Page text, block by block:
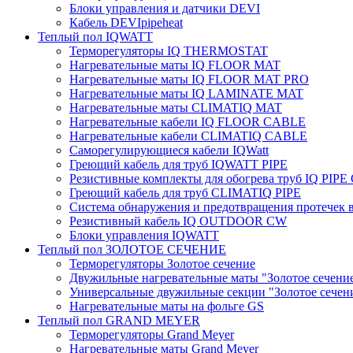
Блоки управления и датчики DEVI
Кабель DEVIpipeheat
Теплый пол IQWATT
Терморегуляторы IQ THERMOSTAT
Нагревательные маты IQ FLOOR MAT
Нагревательные маты IQ FLOOR MAT PRO
Нагревательные маты IQ LAMINATE MAT
Нагревательные маты CLIMATIQ MAT
Нагревательные кабели IQ FLOOR CABLE
Нагревательные кабели CLIMATIQ CABLE
Саморегулирующиеся кабели IQWatt
Греющий кабель для труб IQWATT PIPE
Резистивные комплекты для обогрева труб IQ PIPE
Греющий кабель для труб CLIMATIQ PIPE
Система обнаружения и предотвращения протечек
Резистивный кабель IQ OUTDOOR CW
Блоки управления IQWATT
Теплый пол ЗОЛОТОЕ СЕЧЕНИЕ
Терморегуляторы Золотое сечение
Двужильные нагревательные маты "Золотое
Универсальные двужильные секции "Золотое
Нагревательные маты на фольге GS
Теплый пол GRAND MEYER
Терморегуляторы Grand Meyer
Нагревательные маты Grand Meyer